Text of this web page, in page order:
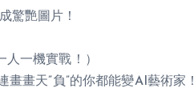
驚艷圖片！
一機實戰！）
畫天”負”的你都能變AI藝術家！